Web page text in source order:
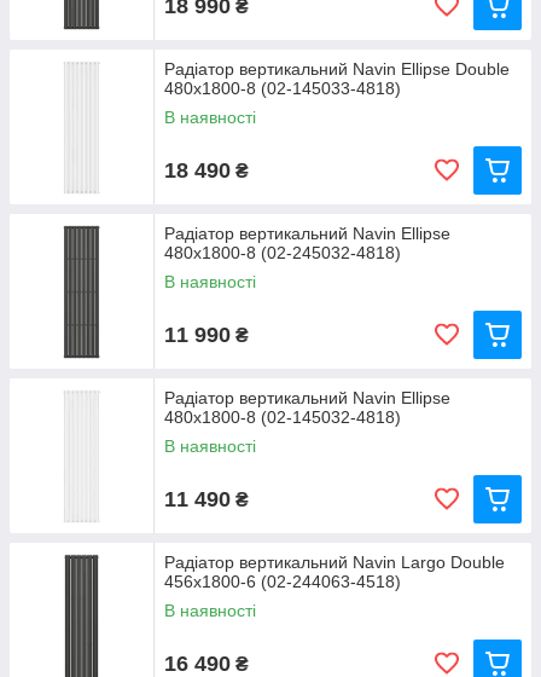
18 990 ₴
Радіатор вертикальний Navin Ellipse Double
480х1800-8 (02-145033-4818)
В наявності
18 490 ₴
Радіатор вертикальний Navin Ellipse
480х1800-8 (02-245032-4818)
В наявності
11 990 ₴
Радіатор вертикальний Navin Ellipse
480х1800-8 (02-145032-4818)
В наявності
11 490 ₴
Радіатор вертикальний Navin Largo Double
456х1800-6 (02-244063-4518)
В наявності
16 490 ₴